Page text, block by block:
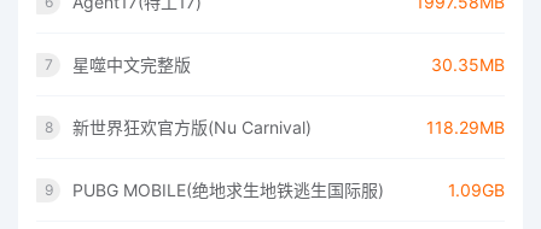
7 星噬中文完整版 30.35MB
8 新世界狂欢官方版(Nu Carnival) 118.29MB
9 PUBG MOBILE(绝地求生地铁逃生国际服) 1.09GB